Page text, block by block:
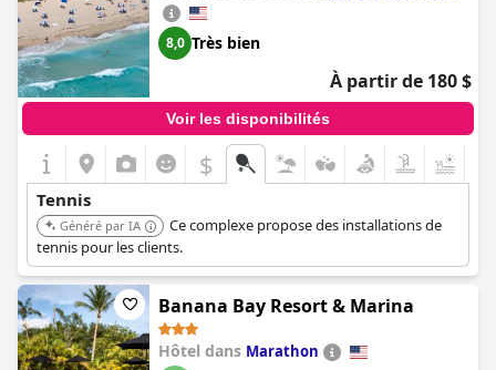
8,0 Très bien
À partir de 180 $
Voir les disponibilités
$
Tennis
Généré par IA
Ce complexe propose des installations de
tennis pour les clients.
Banana Bay Resort & Marina
Hôtel dans Marathon